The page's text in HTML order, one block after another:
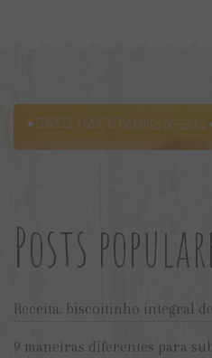
Posts
Receita: biscoitinho integral
9 maneiras diferentes para